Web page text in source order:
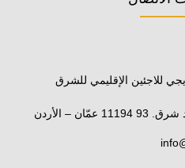
للاجئين الإقليمي للشرق
– الأردن